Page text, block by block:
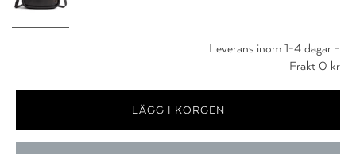
Leverans inom 1-4 dagar -
Frakt 0 kr